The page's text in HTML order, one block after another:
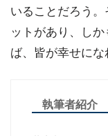
いることだろう
ットがあり、し
ば、皆が幸せにな
執筆者紹介